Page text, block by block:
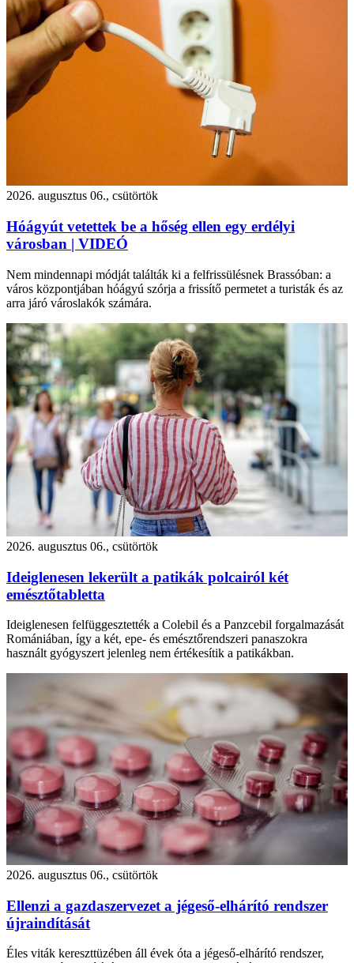
2026. augusztus 06., csütörtök
Hóágyút vetettek be a hőség ellen egy erdélyi
városban | VIDEÓ
Nem mindennapi módját találták ki a felfrissülésnek Brassóban: a
város központjában hóágyú szórja a frissítő permetet a turisták és az
arra járó városlakók számára.
2026. augusztus 06., csütörtök
Ideiglenesen lekerült a patikák polcairól két
emésztőtabletta
Ideiglenesen felfüggesztették a Colebil és a Panzcebil forgalmazását
Romániában, így a két, epe- és emésztőrendszeri panaszokra
használt gyógyszert jelenleg nem értékesítik a patikákban.
2026. augusztus 06., csütörtök
Ellenzi a gazdaszervezet a jégeső-elhárító rendszer
újraindítását
Éles viták kereszttüzében áll évek óta a jégeső-elhárító rendszer,